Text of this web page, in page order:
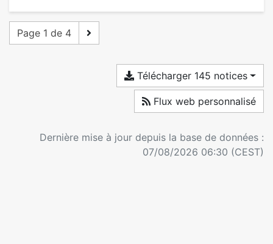
Page 1 de 4
Télécharger 145 notices
Flux web personnalisé
Dernière mise à jour depuis la base de données :
07/08/2026 06:30 (CEST)